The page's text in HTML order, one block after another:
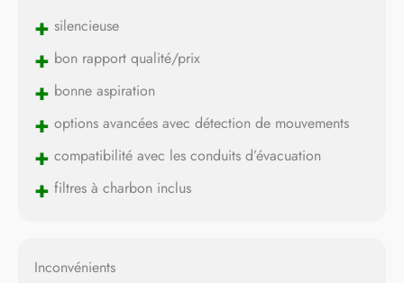
+ silencieuse
+ bon rapport qualité/prix
+ bonne aspiration
+ options avancées avec détection de mouvements
+ compatibilité avec les conduits d’évacuation
+ filtres à charbon inclus
Inconvénients